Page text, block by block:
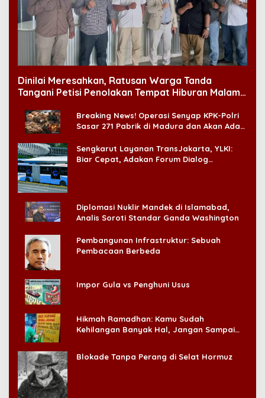
Dinilai Meresahkan, Ratusan Warga Tanda
Tangani Petisi Penolakan Tempat Hiburan Malam
Breaking News! Operasi Senyap KPK-Polri
Sasar 271 Pabrik di Madura dan Akan Ada
Sengkarut Layanan TransJakarta, YLKI:
Biar Cepat, Adakan Forum Dialog
Diplomasi Nuklir Mandek di Islamabad,
Analis Soroti Standar Ganda Washington
Pembangunan Infrastruktur: Sebuah
Pembacaan Berbeda
Impor Gula vs Penghuni Usus
Hikmah Ramadhan: Kamu Sudah
Kehilangan Banyak Hal, Jangan Sampai
Blokade Tanpa Perang di Selat Hormuz